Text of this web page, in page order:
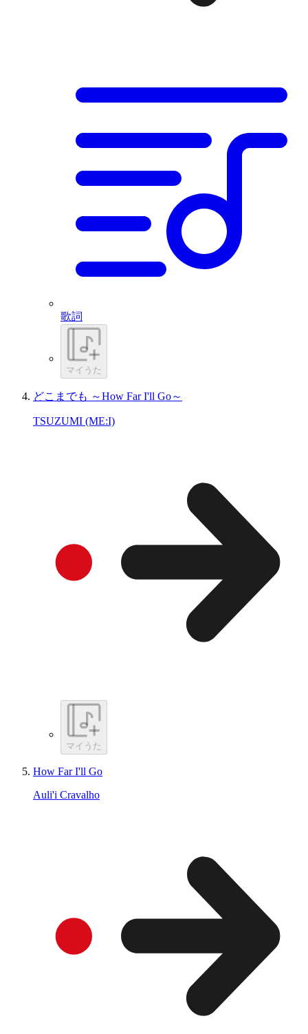
歌詞
マイうた
どこまでも ～How Far I'll Go～
TSUZUMI (ME:I)
マイうた
How Far I'll Go
Auli'i Cravalho